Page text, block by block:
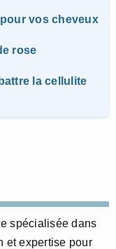
vos cheveux
rose
la cellulite
spécialisée dans
et expertise pour